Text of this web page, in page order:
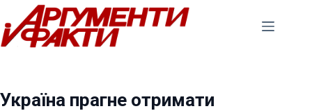
Перейти
до
вмісту
Україна прагне отримати